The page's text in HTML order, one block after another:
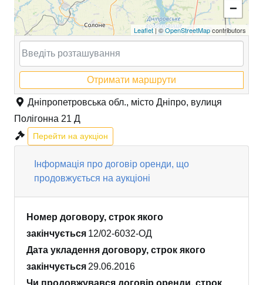
−
Leaflet| ©OpenStreetMapcontributors
Отримати маршрути
Дніпропетровська обл., місто Дніпро, вулиця
Полігонна 21 Д
Перейти на аукціон
Інформація про договір оренди, що
продовжується на аукціоні
Номер договору, строк якого
закінчується 12/02-6032-ОД
Дата укладення договору, строк якого
закінчується 29.06.2016